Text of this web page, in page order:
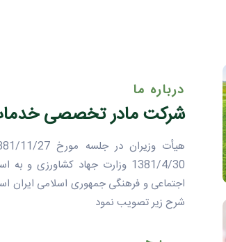
درباره ما
شرکت مادر تخصصی
اجتماعى و فرهنگى جمهورى اسلامى ايران
شرح زير تصويب نمود